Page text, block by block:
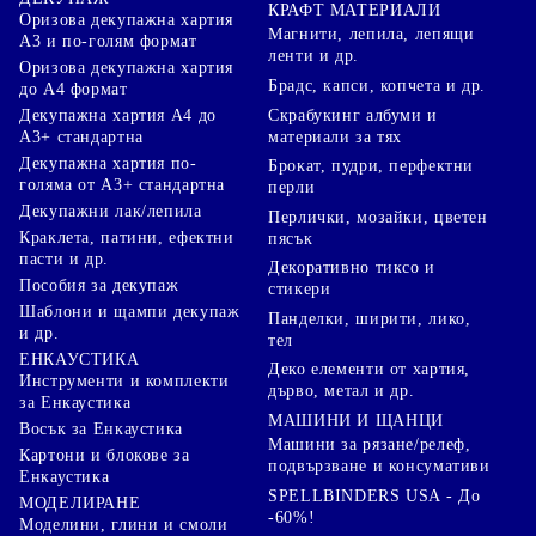
Оризова декупажна хартия
А3 и по-голям формат
Оризова декупажна хартия
до А4 формат
Декупажна хартия А4 до
А3+ стандартна
Декупажна хартия по-
голяма от А3+ стандартна
Декупажни лак/лепила
Краклета, патини, ефектни
пасти и др.
Пособия за декупаж
Шаблони и щампи декупаж
и др.
ЕНКАУСТИКА
Инструменти и комплекти
за Енкаустика
Восък за Енкаустика
Картони и блокове за
Енкаустика
МОДЕЛИРАНЕ
Моделини, глини и смоли
КРАФТ МАТЕРИАЛИ
Магнити, лепила, лепящи
ленти и др.
Брадс, капси, копчета и др.
Скрабукинг албуми и
материали за тях
Брокат, пудри, перфектни
перли
Перлички, мозайки, цветен
пясък
Декоративно тиксо и
стикери
Панделки, ширити, лико,
тел
Деко елементи от хартия,
дърво, метал и др.
МАШИНИ И ЩАНЦИ
Машини за рязане/релеф,
подвързване и консумативи
SPELLBINDERS USA - До
-60%!